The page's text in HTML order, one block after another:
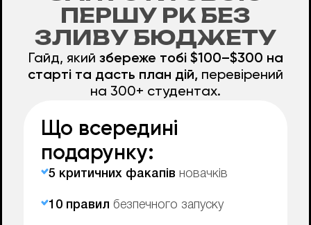
ПЕРШУ РК БЕЗ
ЗЛИВУ БЮДЖЕТУ
Гайд, який збереже тобі $100–$300 на
старті та дасть план дій, перевірений
на 300+ студентах.
Що всередині
подарунку:
5 критичних факапівновачків
10 правилбезпечного запуску